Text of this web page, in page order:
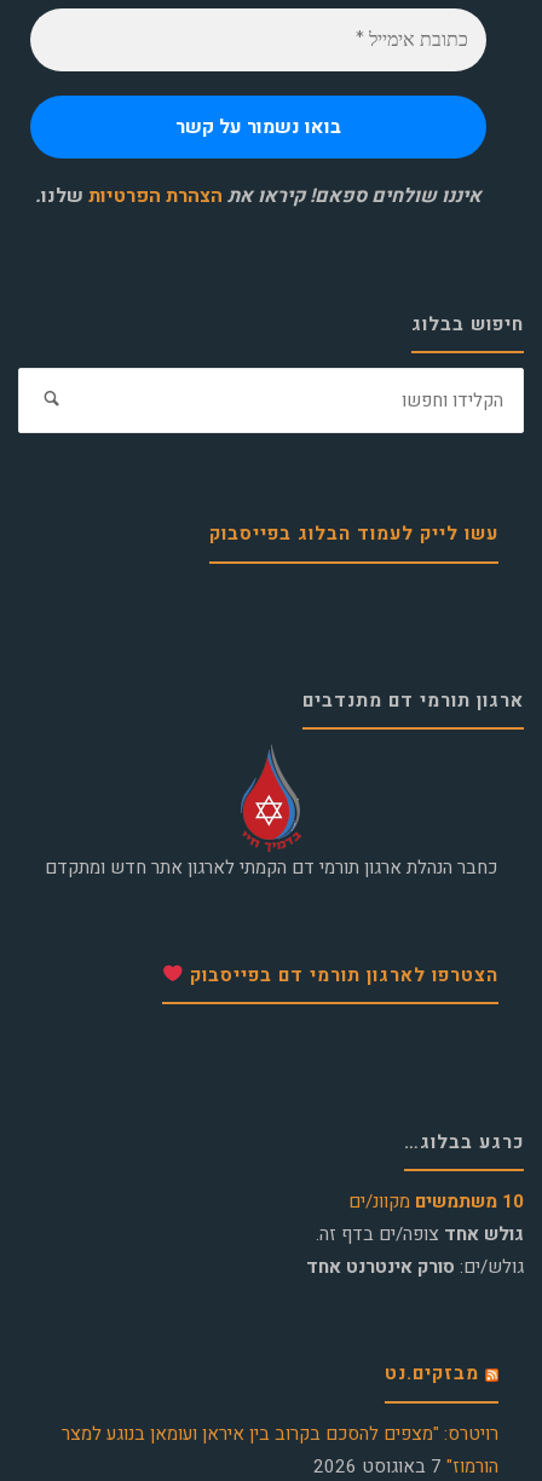
איננו שולחים ספאם! קיראו את הצהרת הפרטיות שלנו.
חיפוש בבלוג
עשו לייק לעמוד הבלוג בפייסבוק
ארגון תורמי דם מתנדבים
כחבר הנהלת ארגון תורמי דם הקמתי לארגון אתר חדש ומתקדם
הצטרפו לארגון תורמי דם בפייסבוק
כרגע בבלוג…
10 משתמשים
מקוונ/ים
גולש אחד צופה/ים בדף זה.
גולש/ים: סורק אינטרנט אחד
מבזקים.נט
רויטרס: "מצפים להסכם בקרוב בין איראן ועומאן בנוגע למצר
הורמוז" 7 באוגוסט 2026